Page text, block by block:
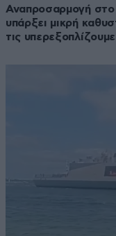
Αναπροσαρμογή
υπάρξει μικρή
τις υπερεξοπλίζουμε